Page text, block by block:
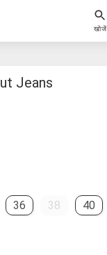
खोजें
Jeans
36 38 40